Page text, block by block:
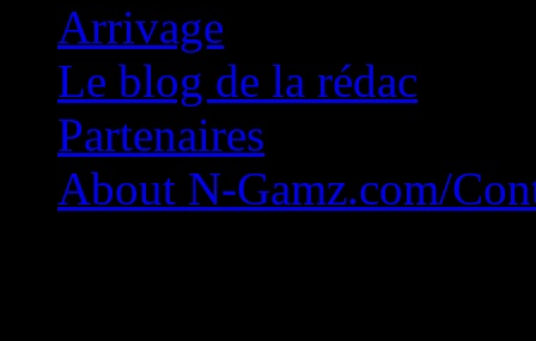
Arrivage
Le blog de la rédac
Partenaires
About N-Gamz.com/